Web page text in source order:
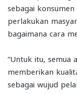
sebagai
perlakukan
bagaimana cara
“Untuk itu, semua
memberikan
sebagai wujud